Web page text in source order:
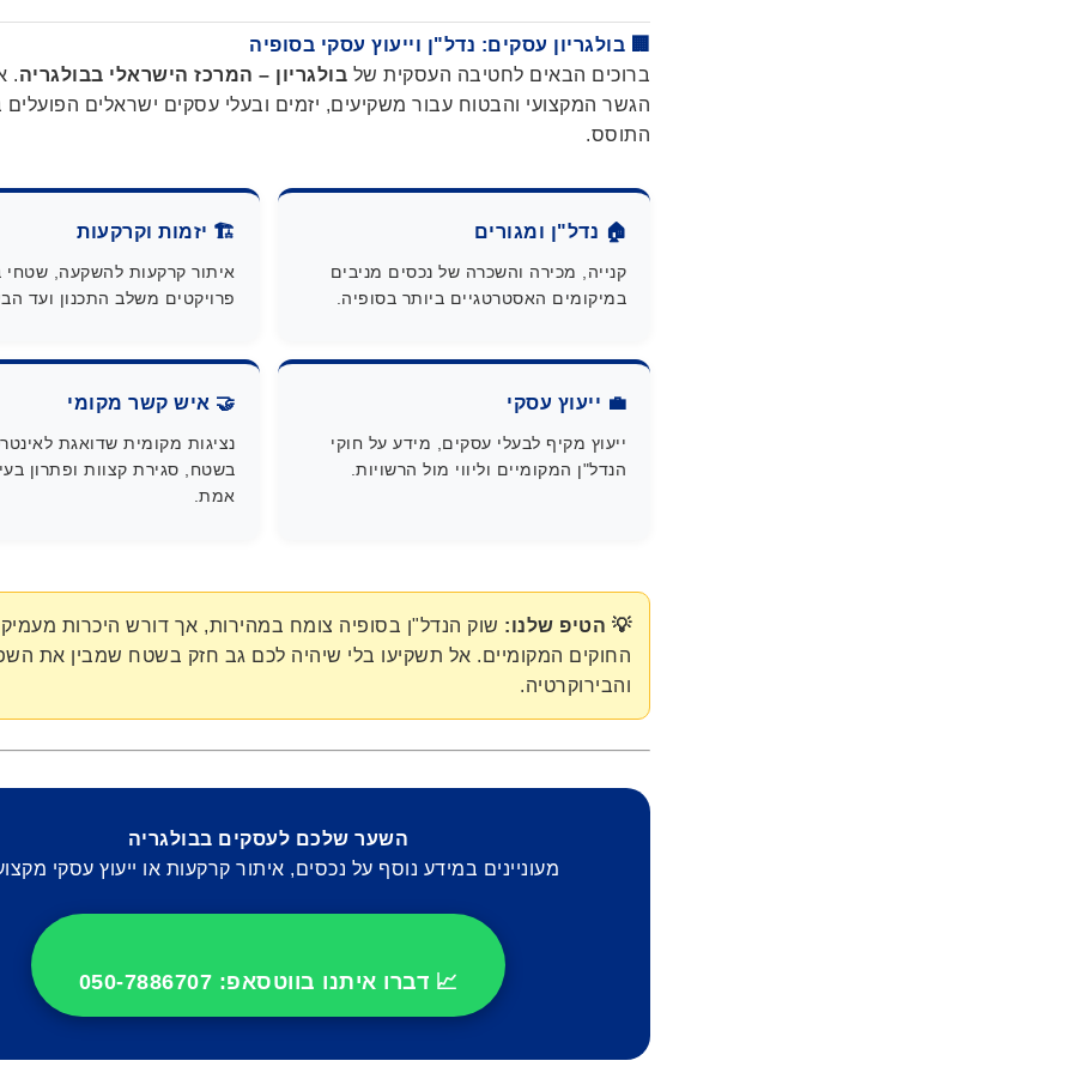
🏢 בולגריון עסקים: נדל"ן וייעוץ עסקי בסופיה
ברוכים הבאים לחטיבה העסקית של בולגריון – המרכז הישראלי בבולגריה.
הגשר המקצועי והבטוח עבור משקיעים, יזמים ובעלי עסקים ישראלים הפועלים
התוסס.
🏠 נדל"ן ומגורים
קנייה, מכירה והשכרה של נכסים מניבים
במיקומים האסטרטגיים ביותר בסופיה.
🏗️ יזמות וקרקעות
איתור קרקעות להשקעה, שטחי
פרויקטים משלב התכנון ועד
💼 ייעוץ עסקי
ייעוץ מקיף לבעלי עסקים, מידע על חוקי
הנדל"ן המקומיים וליווי מול הרשויות.
🤝 איש קשר מקומי
נציגות מקומית שדואגת
בשטח, סגירת קצוות ופתרון
אמת.
💡 הטיפ שלנו: שוק הנדל"ן בסופיה צומח במהירות, אך דורש היכרות
החוקים המקומיים. אל תשקיעו בלי שיהיה לכם גב חזק בשטח שמבין את
והבירוקרטיה.
השער שלכם לעסקים בבולגריה
מעוניינים במידע נוסף על נכסים, איתור קרקעות או ייעוץ עסקי
📈 דברו איתנו בווטסאפ: 050-7886707